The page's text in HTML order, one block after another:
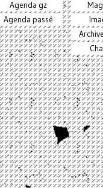
Agenda gz
Agenda passé